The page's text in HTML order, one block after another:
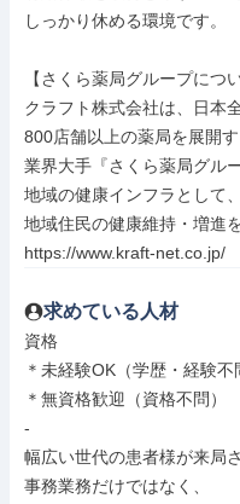
しっかり休める環境です。
【さくら薬局グループについ
クラフト株式会社は、日本
800店舗以上の薬局を展開す
業界大手『さくら薬局グル
地域の健康インフラとして、
地域住民の健康維持・増進
https://www.kraft-net.co.jp/
求めている人材
資格
＊未経験OK（学歴・経験不
＊無資格歓迎（資格不問）
-
幅広い世代の患者様が来局
事務業務だけではなく、